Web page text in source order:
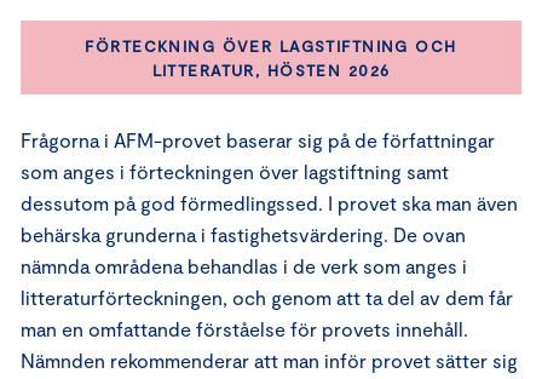
FÖRTECKNING ÖVER LAGSTIFTNING OCH
LITTERATUR, HÖSTEN 2026
Frågorna i AFM-provet baserar sig på de författningar
som anges i förteckningen över lagstiftning samt
dessutom på god förmedlingssed. I provet ska man även
behärska grunderna i fastighetsvärdering. De ovan
nämnda områdena behandlas i de verk som anges i
litteraturförteckningen, och genom att ta del av dem får
man en omfattande förståelse för provets innehåll.
Nämnden rekommenderar att man inför provet sätter sig